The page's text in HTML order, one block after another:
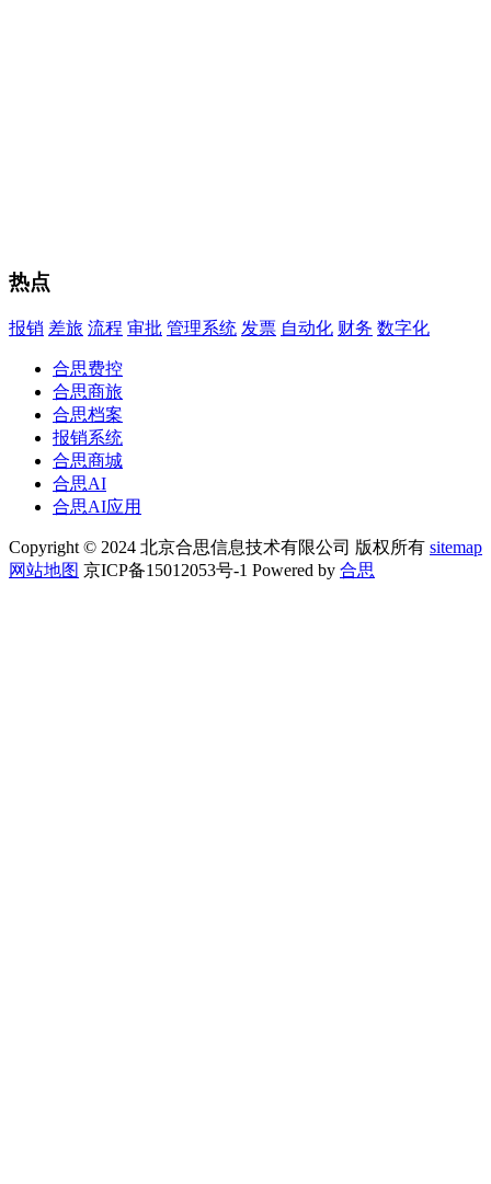
热点
报销 差旅 流程 审批 管理系统 发票 自动化 财务 数字化
合思费控
合思商旅
合思档案
报销系统
合思商城
合思AI
合思AI应用
Copyright © 2024 北京合思信息技术有限公司 版权所有 sitemap
网站地图 京ICP备15012053号-1 Powered by 合思